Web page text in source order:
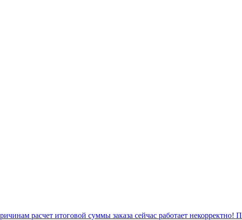
расчет итоговой суммы заказа сейчас работает